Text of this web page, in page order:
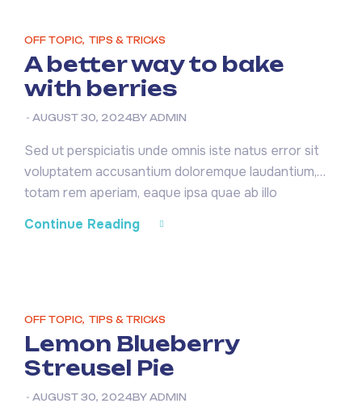
OFF TOPIC, TIPS & TRICKS
A better way to bake
with berries
AUGUST 30, 2024BY ADMIN
Sed ut perspiciatis unde omnis iste natus error sit
voluptatem accusantium doloremque laudantium,
totam rem aperiam, eaque ipsa quae ab illo
inventore veritatis et quasi architecto beatae vitae
dicta sunt explicabo. Nemo enim ipsam voluptatem
Continue Reading
OFF TOPIC, TIPS & TRICKS
Lemon Blueberry
Streusel Pie
AUGUST 30, 2024BY ADMIN